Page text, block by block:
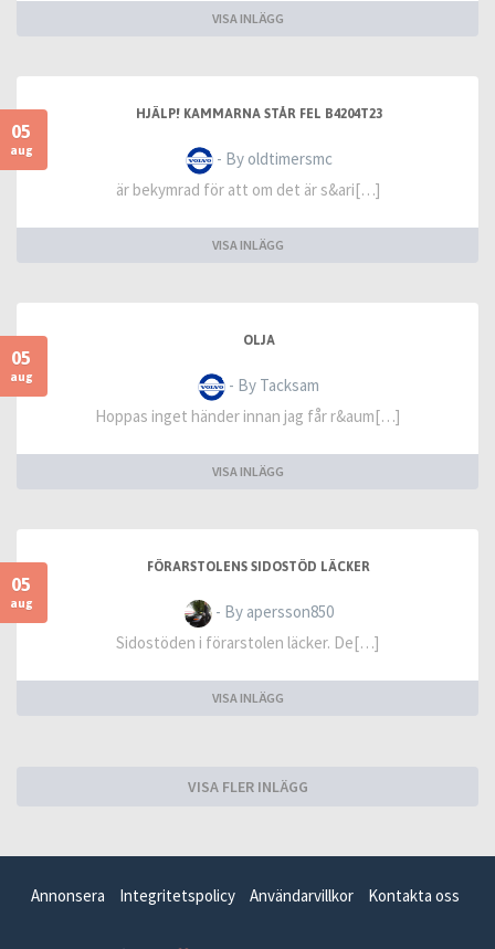
VISA INLÄGG
05
aug
HJÄLP! KAMMARNA STÅR FEL B4204T23
- By oldtimersmc
är bekymrad för att om det är s&ari[…]
VISA INLÄGG
05
aug
OLJA
- By Tacksam
Hoppas inget händer innan jag får r&aum[…]
VISA INLÄGG
05
aug
FÖRARSTOLENS SIDOSTÖD LÄCKER
- By apersson850
Sidostöden i förarstolen läcker. De[…]
VISA INLÄGG
VISA FLER INLÄGG
Annonsera Integritetspolicy Användarvillkor Kontakta oss